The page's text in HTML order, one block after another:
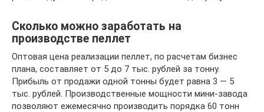
Сколько можно заработать на
производстве пеллет
Оптовая цена реализации пеллет, по расчетам бизнес
плана, составляет от 5 до 7 тыс. рублей за тонну.
Прибыль от продажи одной тонны будет равна 3 — 5
тыс. рублей. Производственные мощности мини-завода
позволяют ежемесячно производить порядка 60 тонн